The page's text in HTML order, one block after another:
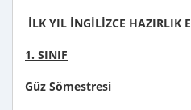
İLK YIL İNGİLİZCE HAZIRLIK
1. SINIF
Güz Sömestresi